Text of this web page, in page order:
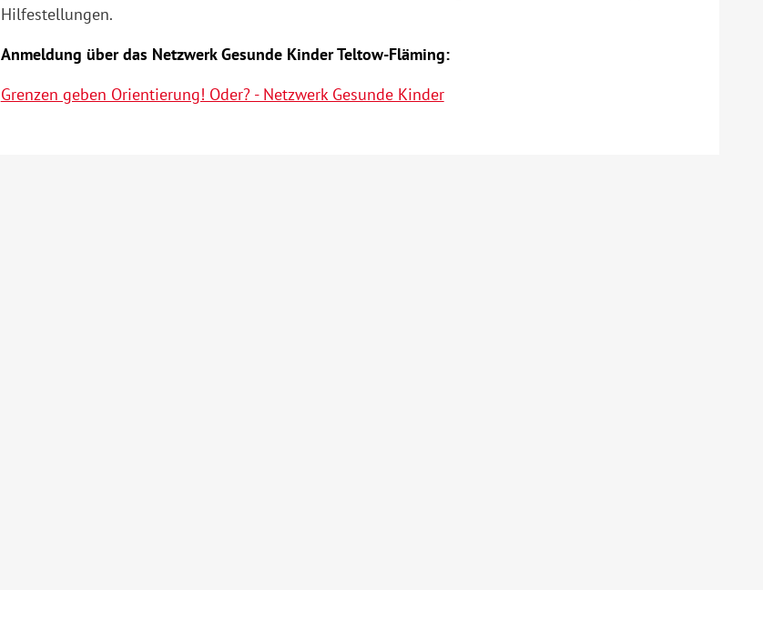
Hilfestellungen.
Anmeldung über das Netzwerk Gesunde Kinder Teltow-Fläming:
Grenzen geben Orientierung! Oder? - Netzwerk Gesunde Kinder